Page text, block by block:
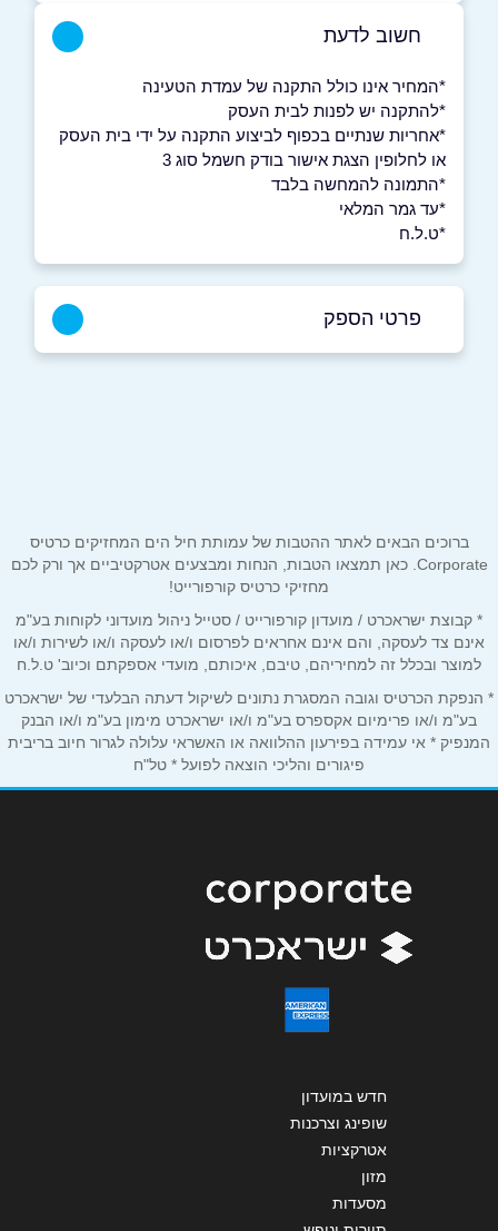
חשוב לדעת
*המחיר אינו כולל התקנה של עמדת הטעינה
*להתקנה יש לפנות לבית העסק
*אחריות שנתיים בכפוף לביצוע התקנה על ידי בית העסק
או לחלופין הצגת אישור בודק חשמל סוג 3
*התמונה להמחשה בלבד
*עד גמר המלאי
*ט.ל.ח
פרטי הספק
שם מלא*
נושא*
אנא חזרו אלי בקשר ל...
ברוכים הבאים לאתר ההטבות של עמותת חיל הים המחזיקים כרטיס
Corporate. כאן תמצאו הטבות, הנחות ומבצעים אטרקטיביים אך ורק לכם
מחזיקי כרטיס קורפורייט!
* קבוצת ישראכרט / מועדון קורפורייט / סטייל ניהול מועדוני לקוחות בע"מ
אינם צד לעסקה, והם אינם אחראים לפרסום ו/או לעסקה ו/או לשירות ו/או
למוצר ובכלל זה למחיריהם, טיבם, איכותם, מועדי אספקתם וכיוב' ט.ל.ח
* הנפקת הכרטיס וגובה המסגרת נתונים לשיקול דעתה הבלעדי של ישראכרט
בע"מ ו/או פרימיום אקספרס בע"מ ו/או ישראכרט מימון בע"מ ו/או הבנק
המנפיק * אי עמידה בפירעון ההלוואה או האשראי עלולה לגרור חיוב בריבית
פיגורים והליכי הוצאה לפועל * טל"ח
חדש במועדון
שופינג וצרכנות
אטרקציות
מזון
מסעדות